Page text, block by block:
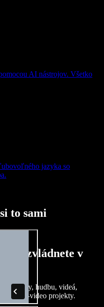
AI nástrojov. Všetko
jazyka so
to sami
čo zvládnete v
obrázky, hudbu, videá,
audio-video projekty.